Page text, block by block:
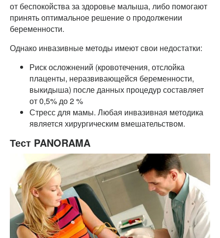
от беспокойства за здоровье малыша, либо помогают
принять оптимальное решение о продолжении
беременности.
Однако инвазивные методы имеют свои недостатки:
Риск осложнений (кровотечения, отслойка
плаценты, неразвивающейся беременности,
выкидыша) после данных процедур составляет
от 0,5% до 2 %
Стресс для мамы. Любая инвазивная методика
является хирургическим вмешательством.
Тест PANORAMA